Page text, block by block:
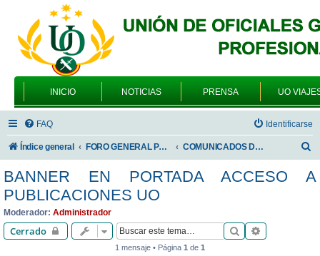
INICIO NOTICIAS PRENSA UO
FAQ Identificarse
Índice general FORO GENERAL PARA TODOS LOS USUARIOS COMUNICADOS DE LA UNIÓN DE OFICIALES
s
BANNER EN PORTADA ACCESO A
PUBLICACIONES UO
Moderador: Administrador
Cerrado Buscar
1 mensaje • Página 1 de 1